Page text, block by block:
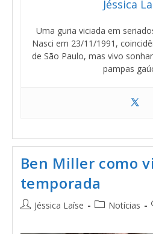
Jéssica
Uma guria viciada em
Nasci em 23/11/1991,
de São Paulo, mas vivo
pampas
Ben Miller como
temporada
Jéssica Laíse Notícias